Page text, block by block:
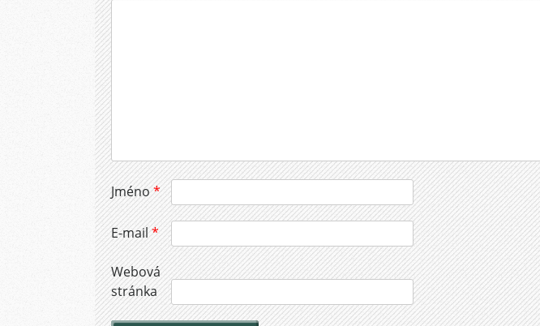
Jméno*
E-mail*
Webová
stránka